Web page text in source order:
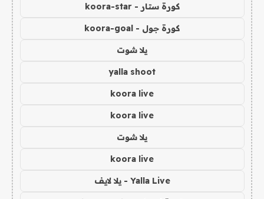
كورة ستار - koora-star
كورة جول - koora-goal
يلا شوت
yalla shoot
koora live
koora live
يلا شوت
koora live
Yalla Live - يلا لايف